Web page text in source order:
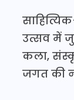
उत्सव में
कला,
जगत की
इस
क्या